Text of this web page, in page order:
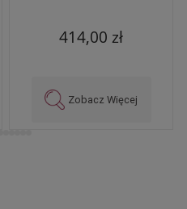
414,00 zł
Zobacz Więcej